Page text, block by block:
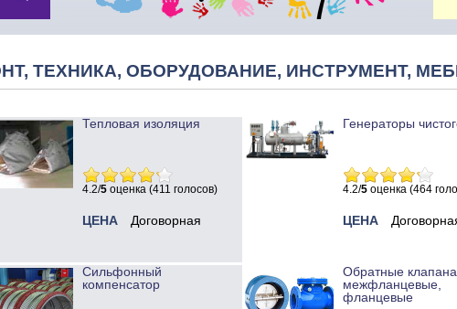
ТЕХНИКА, ОБОРУДОВАНИЕ, ИНСТРУМЕНТ,
Тепловая изоляция
4.2/5 оценка (411 голосов)
ЦЕНА Договорная
Генераторы
4.2/5 оценка (464
ЦЕНА
Сильфонный
компенсатор
Обратные клапана
межфланцевые,
фланцевые